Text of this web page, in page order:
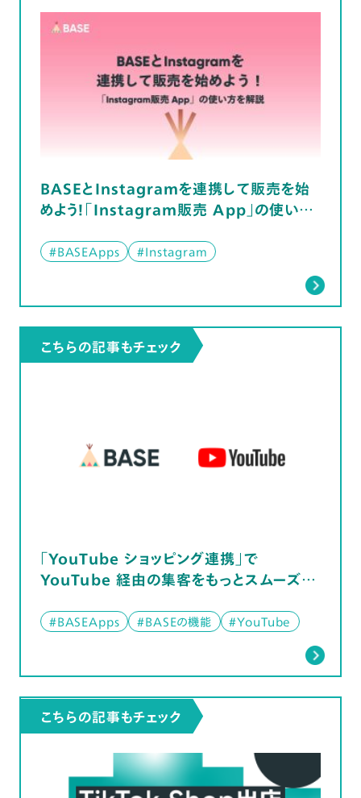
BASEとInstagramを連携して販売を始
めよう！「Instagram販売 App」の使い方
#BASEApps #Instagram
こちらの記事もチェック
「YouTube ショッピング連携」で
YouTube 経由の集客をもっとスムーズ
#BASEApps #BASEの機能 #YouTube
こちらの記事もチェック